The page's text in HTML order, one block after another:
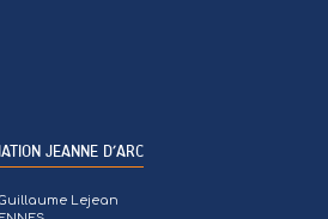
JEANNE D’ARC
Lejean